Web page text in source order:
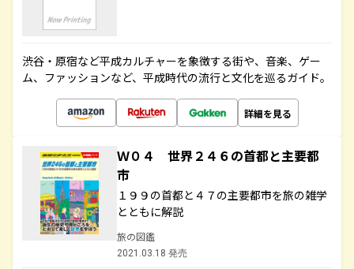
渋谷・原宿など平成カルチャーを象徴する街や、音楽、ゲー
ム、ファッションなど、平成時代の流行と文化を巡るガイド。
詳細を見る
Ｗ０４ 世界２４６の首都と主要都
市
１９９の首都と４７の主要都市を旅の雑学
とともに解説
旅の図鑑
2021.03.18 発売